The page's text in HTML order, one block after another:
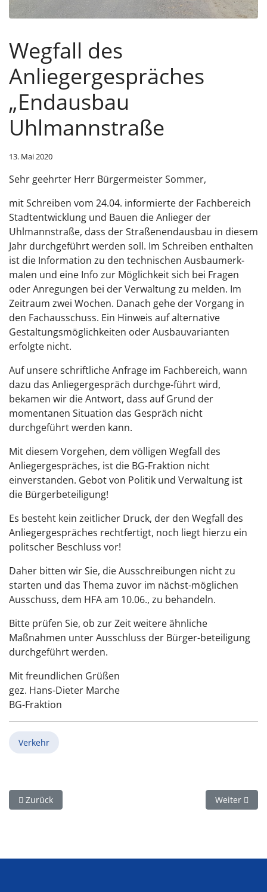
Wegfall des
Anliegergespräches
„Endausbau
Uhlmannstraße
13. Mai 2020
Sehr geehrter Herr Bürgermeister Sommer,
mit Schreiben vom 24.04. informierte der Fachbereich
Stadtentwicklung und Bauen die Anlieger der
Uhlmannstraße, dass der Straßenendausbau in diesem
Jahr durchgeführt werden soll. Im Schreiben enthalten
ist die Information zu den technischen Ausbaumerk-
malen und eine Info zur Möglichkeit sich bei Fragen
oder Anregungen bei der Verwaltung zu melden. Im
Zeitraum zwei Wochen. Danach gehe der Vorgang in
den Fachausschuss. Ein Hinweis auf alternative
Gestaltungsmöglichkeiten oder Ausbauvarianten
erfolgte nicht.
Auf unsere schriftliche Anfrage im Fachbereich, wann
dazu das Anliegergespräch durchge-führt wird,
bekamen wir die Antwort, dass auf Grund der
momentanen Situation das Gespräch nicht
durchgeführt werden kann.
Mit diesem Vorgehen, dem völligen Wegfall des
Anliegergespräches, ist die BG-Fraktion nicht
einverstanden. Gebot von Politik und Verwaltung ist
die Bürgerbeteiligung!
Es besteht kein zeitlicher Druck, der den Wegfall des
Anliegergespräches rechtfertigt, noch liegt hierzu ein
politscher Beschluss vor!
Daher bitten wir Sie, die Ausschreibungen nicht zu
starten und das Thema zuvor im nächst-möglichen
Ausschuss, dem HFA am 10.06., zu behandeln.
Bitte prüfen Sie, ob zur Zeit weitere ähnliche
Maßnahmen unter Ausschluss der Bürger-beteiligung
durchgeführt werden.
Mit freundlichen Grüßen
gez. Hans-Dieter Marche
BG-Fraktion
Verkehr
Vorheriger Beitrag: Antrag: Lippstädter Werbesatzung
Zurück Nächster
Weiter